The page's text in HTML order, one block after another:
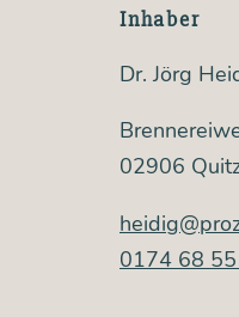
Inhaber
Dr. Jörg
02906
0174 68